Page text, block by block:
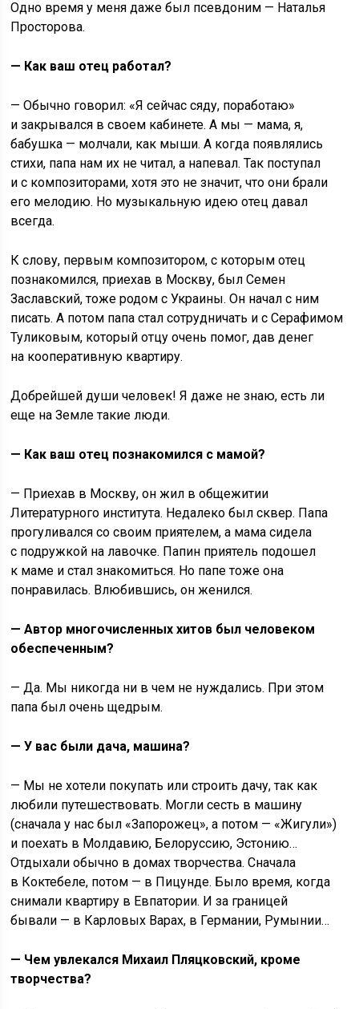
Одно время у меня даже был псевдоним — Наталья
Просторова.
— Как ваш отец работал?
— Обычно говорил: «Я сейчас сяду, поработаю»
и закрывался в своем кабинете. А мы — мама, я,
бабушка — молчали, как мыши. А когда появлялись
стихи, папа нам их не читал, а напевал. Так поступал
и с композиторами, хотя это не значит, что они брали
его мелодию. Но музыкальную идею отец давал
всегда.
К слову, первым композитором, с которым отец
познакомился, приехав в Москву, был Семен
Заславский, тоже родом с Украины. Он начал с ним
писать. А потом папа стал сотрудничать и с Серафимом
Туликовым, который отцу очень помог, дав денег
на кооперативную квартиру.
Добрейшей души человек! Я даже не знаю, есть ли
еще на Земле такие люди.
— Как ваш отец познакомился с мамой?
— Приехав в Москву, он жил в общежитии
Литературного института. Недалеко был сквер. Папа
прогуливался со своим приятелем, а мама сидела
с подружкой на лавочке. Папин приятель подошел
к маме и стал знакомиться. Но папе тоже она
понравилась. Влюбившись, он женился.
— Автор многочисленных хитов был человеком
обеспеченным?
— Да. Мы никогда ни в чем не нуждались. При этом
папа был очень щедрым.
— У вас были дача, машина?
— Мы не хотели покупать или строить дачу, так как
любили путешествовать. Могли сесть в машину
(сначала у нас был «Запорожец», а потом — «Жигули»)
и поехать в Молдавию, Белоруссию, Эстонию…
Отдыхали обычно в домах творчества. Сначала
в Коктебеле, потом — в Пицунде. Было время, когда
снимали квартиру в Евпатории. И за границей
бывали — в Карловых Варах, в Германии, Румынии…
— Чем увлекался Михаил Пляцковский, кроме
творчества?